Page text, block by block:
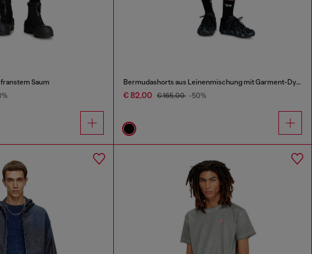
Saum Bermudashorts aus Leinenmischung mit Garment-Dye-Färbung
€ 82,00 € 165,00 -50%